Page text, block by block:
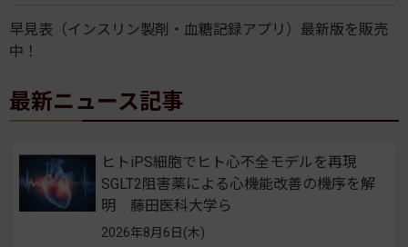
早見表（インスリン製剤・血糖記録アプリ）最新版を販売
中！
最新ニュース記事
ヒトiPS細胞でヒト心不全モデルを再現
SGLT2阻害薬による心機能改善の機序を解
明 藤田医科大学ら
2026年8月6日(木)